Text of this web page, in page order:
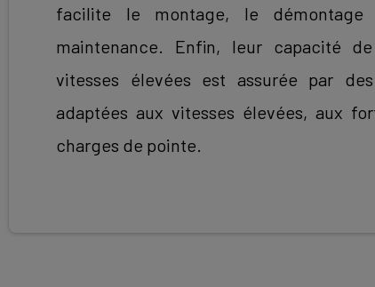
facilite le montage, le
maintenance. Enfin, leur capacité
vitesses élevées est assurée par
adaptées aux vitesses élevées, aux
charges de pointe.